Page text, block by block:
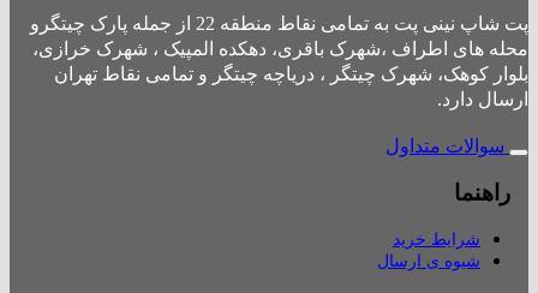
پت شاپ نینی پت به تمامی نقاط منطقه 22 از جمله پارک چیتگرو
محله های اطراف ،شهرک باقری، دهکده المپیک ، شهرک خرازی،
بلوار کوهک، شهرک چیتگر ، دریاچه چیتگر و تمامی نقاط تهران
ارسال دارد.
سوالات متداول
راهنما
شرایط خرید
شیوه ی ارسال